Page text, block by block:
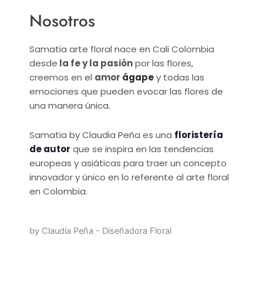
Nosotros
Samatia arte floral nace en Cali Colombia
desde la fe y la pasiónpor las flores,
creemos en el amor ágapey todas las
emociones que pueden evocar las flores de
una manera única.
Samatia by Claudia Peña es una floristería
de autor que se inspira en las tendencias
europeas y asiáticas para traer un concepto
innovador y único en lo referente al arte floral
en Colombia.
by Claudia Peña - Diseñadora Floral